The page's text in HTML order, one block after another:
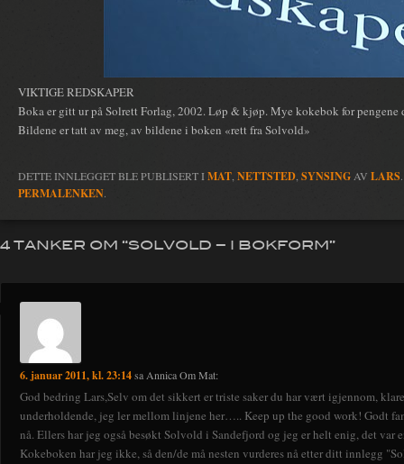
VIKTIGE REDSKAPER
Boka er gitt ur på Solrett Forlag, 2002. Løp & kjøp. Mye kokebok for pengene
Bildene er tatt av meg, av bildene i boken «rett fra Solvold»
DETTE INNLEGGET BLE PUBLISERT I MAT NETTSTED SYNSING AV LARS
PERMALENKEN.
4 TANKER OM “SOLVOLD – I BOKFORM”
6. januar 2011, kl. 23:14saAnnica Om Mat:
God bedring Lars,Selv om det sikkert er triste saker du har vært igjennom,
underholdende, jeg ler mellom linjene her….. Keep up the good work! Godt
nå. Ellers har jeg også besøkt Solvold i Sandefjord og jeg er helt enig, det var
Kokeboken har jeg ikke, så den/de må nesten vurderes nå etter ditt innlegg